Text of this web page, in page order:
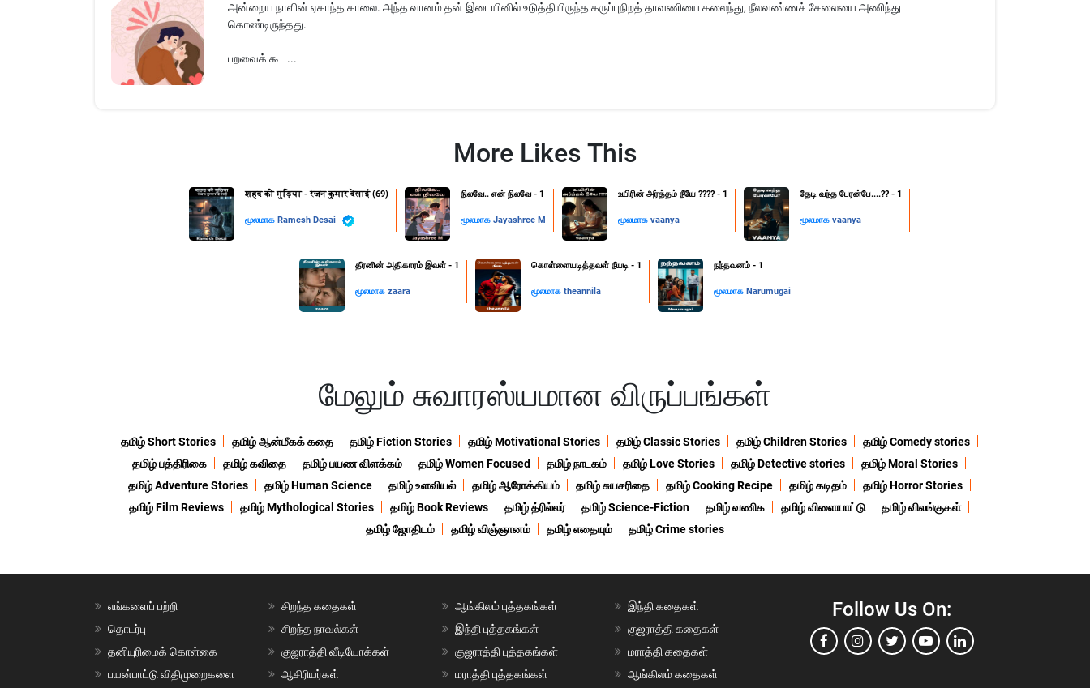
அன்றைய நாளின் ஏகாந்த காலை. அந்த வானம் தன் இடையினில் உடுத்தியிருந்த கருப்புநிறத் தாவணியை கலைந்து, நீலவண்ணச் சேலையை அணிந்து
கொண்டிருந்தது.
பறவைக் கூட...
More Likes This
शहद की गुड़िया - रंजन कुमार देसाई (69)
மூலமாக Ramesh Desai
நிலவே.. என் நிலவே - 1
மூலமாக Jayashree M
உயிரின் அர்த்தம் நீயே ???? - 1
மூலமாக vaanya
தேடி வந்த பேரன்பே....?? - 1
மூலமாக vaanya
தீரனின் அதிகாரம் இவள் - 1
மூலமாக zaara
கொள்ளையடித்தவள் நீயடி - 1
மூலமாக theannila
நந்தவனம் - 1
மூலமாக Narumugai
மேலும் சுவாரஸ்யமான விருப்பங்கள்
தமிழ் Short Stories தமிழ் ஆன்மீகக் கதை தமிழ் Fiction Stories தமிழ் Motivational Stories தமிழ் Classic Stories தமிழ் Children Stories
தமிழ் Comedy stories
தமிழ் பத்திரிகை
தமிழ் கவிதை தமிழ் பயண விளக்கம் தமிழ் Women Focused தமிழ் நாடகம் தமிழ் Love Stories தமிழ் Detective stories
தமிழ் Moral Stories
தமிழ் Adventure Stories
தமிழ் Human Science தமிழ் உளவியல் தமிழ் ஆரோக்கியம் தமிழ் சுயசரிதை தமிழ் Cooking Recipe தமிழ் கடிதம்
தமிழ் Horror Stories
தமிழ் Film Reviews
தமிழ் Mythological Stories தமிழ் Book Reviews தமிழ் த்ரில்லர் தமிழ் Science-Fiction தமிழ் வணிக தமிழ் விளையாட்டு
தமிழ் விலங்குகள்
தமிழ் ஜோதிடம்
தமிழ் விஞ்ஞானம் தமிழ் எதையும் தமிழ் Crime stories
எங்களைப் பற்றி
தொடர்பு
தனியுரிமைக் கொள்கை
பயன்பாட்டு விதிமுறைகளை
சிறந்த கதைகள்
சிறந்த நாவல்கள்
குஜராத்தி வீடியோக்கள்
ஆசிரியர்கள்
ஆங்கிலம் புத்தகங்கள்
இந்தி புத்தகங்கள்
குஜராத்தி புத்தகங்கள்
மராத்தி புத்தகங்கள்
இந்தி கதைகள்
குஜராத்தி கதைகள்
மராத்தி கதைகள்
ஆங்கிலம் கதைகள்
Follow Us On: